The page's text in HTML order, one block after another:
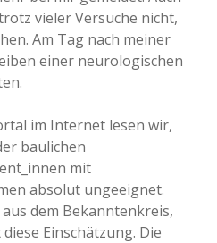
vieler Versuche nicht,
Am Tag nach meiner
einer neurologischen
im Internet lesen wir,
baulichen
mit
absolut ungeeignet.
dem Bekanntenkreis,
Einschätzung. Die